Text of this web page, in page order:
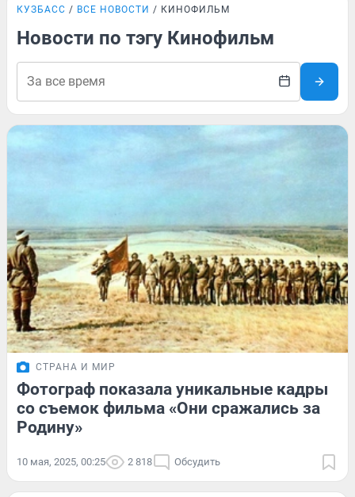
КУЗБАСС ВСЕ НОВОСТИ КИНОФИЛЬМ
Новости по тэгу Кинофильм
СТРАНА И МИР
Фотограф показала уникальные кадры
со съемок фильма «Они сражались за
Родину»
10 мая, 2025, 00:25 2 818 Обсудить